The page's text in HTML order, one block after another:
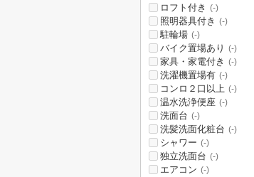
ロフト付き (-)
照明器具付き (-)
駐輪場 (-)
バイク置場あり (-)
家具・家電付き (-)
洗濯機置場有 (-)
コンロ２口以上 (-)
温水洗浄便座 (-)
洗面台 (-)
洗髪洗面化粧台 (-)
シャワー (-)
独立洗面台 (-)
エアコン (-)